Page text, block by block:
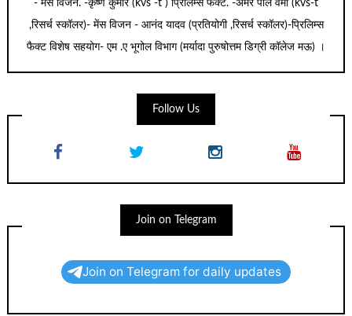
- मेंस विजन. -कृष्ण कुमार (kvs -t ) प्रिलिम्स फैक्ट. -अमर पाल वर्मा (kvs-t
,रिसर्च स्कॉलर)- मेंस विजन - आनंद यादव (प्रतियोगी ,रिसर्च स्कॉलर)-प्रिलिम्स
फैक्ट विशेष सहयोग- एम .ए भूगोल विभाग (मर्यादा पुरुषोत्तम डिग्री कॉलेज मऊ) ।
Follow Us
Join on Telegram
Join on Telegram for daily updates